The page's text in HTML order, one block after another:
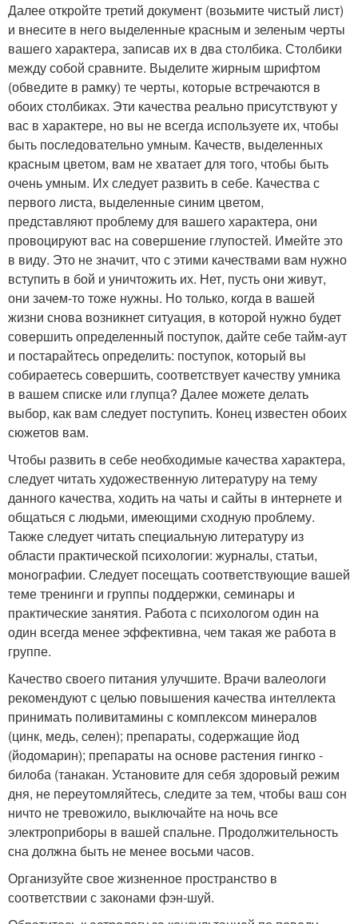
Далее откройте третий документ (возьмите чистый лист)
и внесите в него выделенные красным и зеленым черты
вашего характера, записав их в два столбика. Столбики
между собой сравните. Выделите жирным шрифтом
(обведите в рамку) те черты, которые встречаются в
обоих столбиках. Эти качества реально присутствуют у
вас в характере, но вы не всегда используете их, чтобы
быть последовательно умным. Качеств, выделенных
красным цветом, вам не хватает для того, чтобы быть
очень умным. Их следует развить в себе. Качества с
первого листа, выделенные синим цветом,
представляют проблему для вашего характера, они
провоцируют вас на совершение глупостей. Имейте это
в виду. Это не значит, что с этими качествами вам нужно
вступить в бой и уничтожить их. Нет, пусть они живут,
они зачем-то тоже нужны. Но только, когда в вашей
жизни снова возникнет ситуация, в которой нужно будет
совершить определенный поступок, дайте себе тайм-аут
и постарайтесь определить: поступок, который вы
собираетесь совершить, соответствует качеству умника
в вашем списке или глупца? Далее можете делать
выбор, как вам следует поступить. Конец известен обоих
сюжетов вам.
Чтобы развить в себе необходимые качества характера,
следует читать художественную литературу на тему
данного качества, ходить на чаты и сайты в интернете и
общаться с людьми, имеющими сходную проблему.
Также следует читать специальную литературу из
области практической психологии: журналы, статьи,
монографии. Следует посещать соответствующие вашей
теме тренинги и группы поддержки, семинары и
практические занятия. Работа с психологом один на
один всегда менее эффективна, чем такая же работа в
группе.
Качество своего питания улучшите. Врачи валеологи
рекомендуют с целью повышения качества интеллекта
принимать поливитамины с комплексом минералов
(цинк, медь, селен); препараты, содержащие йод
(йодомарин); препараты на основе растения гингко -
билоба (танакан. Установите для себя здоровый режим
дня, не переутомляйтесь, следите за тем, чтобы ваш сон
ничто не тревожило, выключайте на ночь все
электроприборы в вашей спальне. Продолжительность
сна должна быть не менее восьми часов.
Организуйте свое жизненное пространство в
соответствии с законами фэн-шуй.